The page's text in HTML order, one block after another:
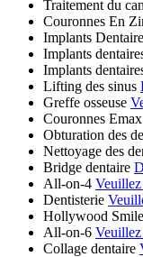
Traitement du
Couronnes En
Implants
Implants
Implants
Lifting des sinus
Greffe osseuse
Couronnes Emax
Obturation des
Nettoyage des
Bridge dentaire
All-on-4
Dentisterie
Hollywood Smile
All-on-6
Collage dentaire